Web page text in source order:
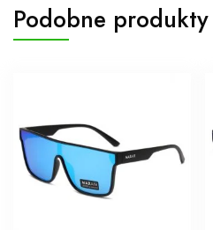
Podobne produkty